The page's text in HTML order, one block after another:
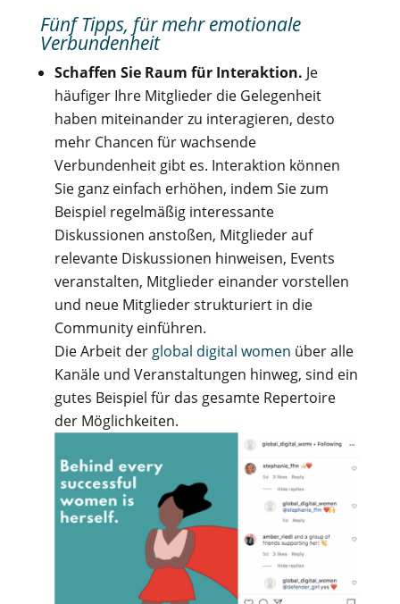
Fünf Tipps, für mehr emotionale
Verbundenheit
Schaffen Sie Raum für Interaktion. Je
häufiger Ihre Mitglieder die Gelegenheit
haben miteinander zu interagieren, desto
mehr Chancen für wachsende
Verbundenheit gibt es. Interaktion können
Sie ganz einfach erhöhen, indem Sie zum
Beispiel regelmäßig interessante
Diskussionen anstoßen, Mitglieder auf
relevante Diskussionen hinweisen, Events
veranstalten, Mitglieder einander vorstellen
und neue Mitglieder strukturiert in die
Community einführen.
Die Arbeit der global digital women über alle
Kanäle und Veranstaltungen hinweg, sind ein
gutes Beispiel für das gesamte Repertoire
der Möglichkeiten.